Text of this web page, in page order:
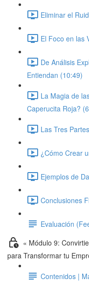
Eliminar el
El Foco en las
De Análisis
Entiendan (10:49)
La Magia de
Caperucita Roja?
Las Tres
¿Cómo Crear
Ejemplos de
Conclusiones
Evaluación
« Módulo 9:
para Transformar tu
Contenidos |